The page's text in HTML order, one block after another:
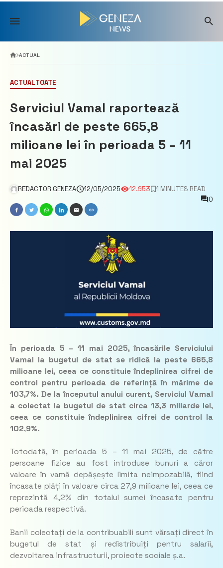
Skip
content
ACTUAL
ACTUALTOATE
Serviciul Vamal raportează
încasări de peste 665,8
milioane lei în perioada 5 – 11
mai 2025
REDACTOR GENEZA 12/05/2025 12.953
1 MINUTES READ
0
În perioada 5 – 11 mai 2025, încasările Serviciului
Vamal la bugetul de stat se ridică la peste 665,8
milioane lei, ceea ce constituie îndeplinirea cifrei de
control pentru perioada de referință în mărime de
103,7%. De la începutul anului curent, Serviciul Vamal
a colectat la bugetul de stat circa 13,3 miliarde lei,
ceea ce constituie îndeplinirea cifrei de control la
102,9%.
Totodată, în perioada 5 – 11 mai 2025, de către
persoane fizice au fost introduse bunuri a căror
valoare în vamă depășește limita neimpozabilă, fiind
încasate plăți în valoare circa 27,9 milioane lei, ceea ce
reprezintă 4,2% din totalul sumei încasate pentru
perioada respectivă.
Banii colectați de la contribuabili sunt vărsați direct în
bugetul de stat și redistribuiți pentru salarii,
dezvoltarea infrastructurii, proiecte sociale ș.a.